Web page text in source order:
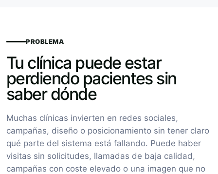
PROBLEMA
Tu clínica puede estar
perdiendo pacientes sin
saber dónde
Muchas clínicas invierten en redes sociales,
campañas, diseño o posicionamiento sin tener claro
qué parte del sistema está fallando. Puede haber
visitas sin solicitudes, llamadas de baja calidad,
campañas con coste elevado o una imagen que no